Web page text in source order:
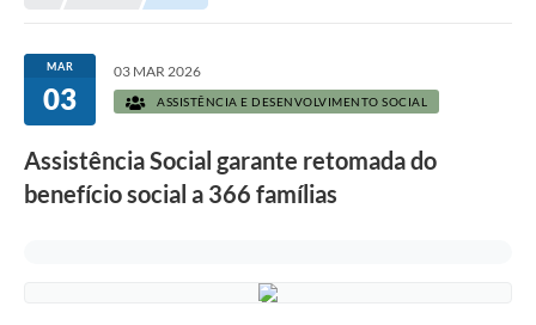
Portal da Transparência
Turismo
Secretarias
MAR
03
03 MAR 2026
ASSISTÊNCIA E DESENVOLVIMENTO SOCIAL
Assistência Social garante retomada do
benefício social a 366 famílias